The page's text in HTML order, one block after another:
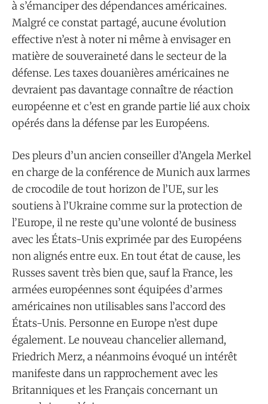
à s’émanciper des dépendances américaines.
Malgré ce constat partagé, aucune évolution
effective n’est à noter ni même à envisager en
matière de souveraineté dans le secteur de la
défense. Les taxes douanières américaines ne
devraient pas davantage connaître de réaction
européenne et c’est en grande partie lié aux choix
opérés dans la défense par les Européens.
Des pleurs d’un ancien conseiller d’Angela Merkel
en charge de la conférence de Munich aux larmes
de crocodile de tout horizon de l’UE, sur les
soutiens à l’Ukraine comme sur la protection de
l’Europe, il ne reste qu’une volonté de business
avec les États-Unis exprimée par des Européens
non alignés entre eux. En tout état de cause, les
Russes savent très bien que, sauf la France, les
armées européennes sont équipées d’armes
américaines non utilisables sans l’accord des
États-Unis. Personne en Europe n’est dupe
également. Le nouveau chancelier allemand,
Friedrich Merz, a néanmoins évoqué un intérêt
manifeste dans un rapprochement avec les
Britanniques et les Français concernant un